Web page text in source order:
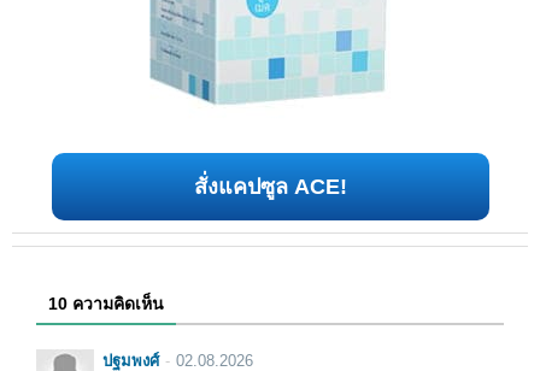
สั่งแคปซูล ACE!
10 ความคิดเห็น
ปฐมพงศ์ 02.08.2026